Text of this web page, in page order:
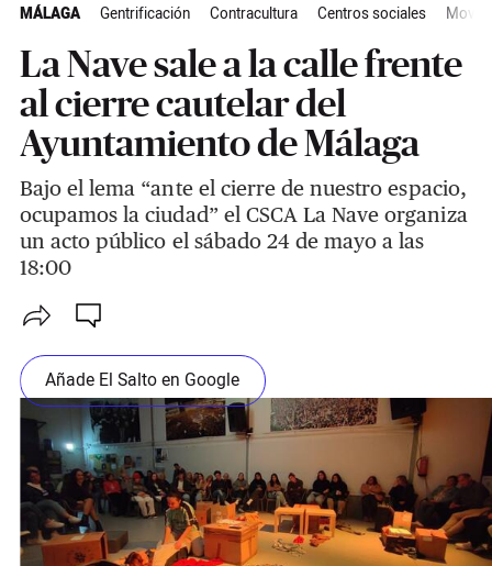
MÁLAGA Gentrificación Contracultura Centros sociales
La Nave sale a la calle frente
al cierre cautelar del
Ayuntamiento de Málaga
Bajo el lema “ante el cierre de nuestro espacio,
ocupamos la ciudad” el CSCA La Nave organiza
un acto público el sábado 24 de mayo a las
18:00
Añade El Salto en Google